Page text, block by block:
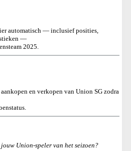
automatisch — inclusief posities,
—
2025.
en verkopen van Union SG zodra
jouw Union-speler van het seizoen?